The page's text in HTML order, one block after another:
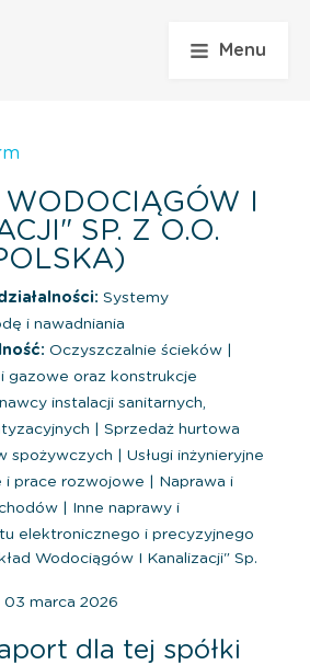
Menu
I
SP. Z O.O.
Systemy
i nawadniania
Oczyszczalnie ścieków
gazowe oraz konstrukcje
instalacji sanitarnych,
Sprzedaż hurtowa
spożywczych
Usługi inżynieryjne
i prace rozwojowe
Naprawa i
Inne naprawy i
elektronicznego i precyzyjnego
Wodociągów I Kanalizacji" Sp.
03 marca 2026
dla tej spółki